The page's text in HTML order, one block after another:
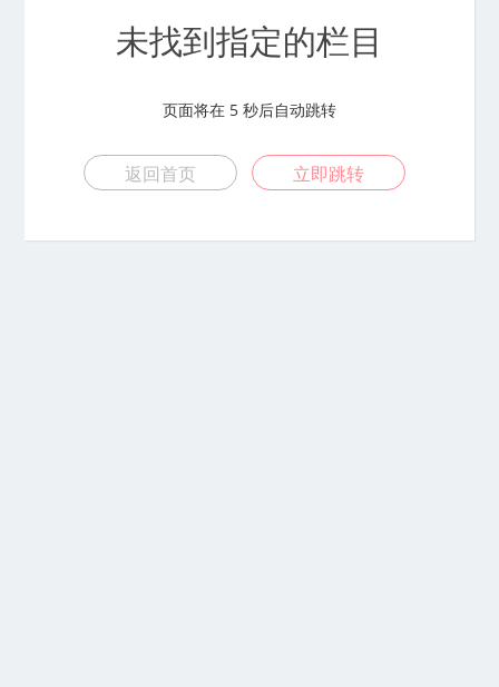
未找到指定的栏目
页面将在 5 秒后自动跳转
返回首页 立即跳转